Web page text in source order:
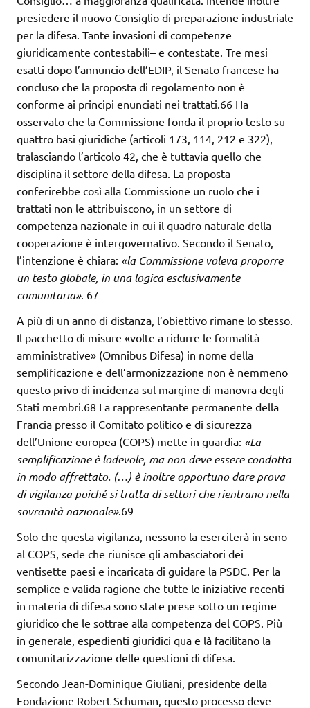
presiedere il nuovo Consiglio di preparazione industriale
per la difesa. Tante invasioni di competenze
giuridicamente contestabili– e contestate. Tre mesi
esatti dopo l’annuncio dell’EDIP, il Senato francese ha
concluso che la proposta di regolamento non è
conforme ai principi enunciati nei trattati.66 Ha
osservato che la Commissione fonda il proprio testo su
quattro basi giuridiche (articoli 173, 114, 212 e 322),
tralasciando l’articolo 42, che è tuttavia quello che
disciplina il settore della difesa. La proposta
conferirebbe così alla Commissione un ruolo che i
trattati non le attribuiscono, in un settore di
competenza nazionale in cui il quadro naturale della
cooperazione è intergovernativo. Secondo il Senato,
l’intenzione è chiara: «la Commissione voleva proporre
un testo globale, in una logica esclusivamente
comunitaria». 67
A più di un anno di distanza, l’obiettivo rimane lo stesso.
Il pacchetto di misure «volte a ridurre le formalità
amministrative» (Omnibus Difesa) in nome della
semplificazione e dell’armonizzazione non è nemmeno
questo privo di incidenza sul margine di manovra degli
Stati membri.68 La rappresentante permanente della
Francia presso il Comitato politico e di sicurezza
dell’Unione europea (COPS) mette in guardia: «La
semplificazione è lodevole, ma non deve essere condotta
in modo affrettato. (…) è inoltre opportuno dare prova
di vigilanza poiché si tratta di settori che rientrano nella
sovranità nazionale».69
Solo che questa vigilanza, nessuno la eserciterà in seno
al COPS, sede che riunisce gli ambasciatori dei
ventisette paesi e incaricata di guidare la PSDC. Per la
semplice e valida ragione che tutte le iniziative recenti
in materia di difesa sono state prese sotto un regime
giuridico che le sottrae alla competenza del COPS. Più
in generale, espedienti giuridici qua e là facilitano la
comunitarizzazione delle questioni di difesa.
Secondo Jean-Dominique Giuliani, presidente della
Fondazione Robert Schuman, questo processo deve